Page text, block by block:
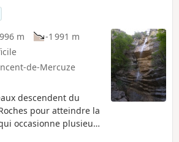
m
-1 991 m
de-Mercuze
descendent du
pour atteindre la
occasionne plusieurs